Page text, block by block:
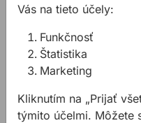
Vás na tieto účely:
Funkčnosť
Štatistika
Marketing
Kliknutím na „Prijať
týmito účelmi. Môžete